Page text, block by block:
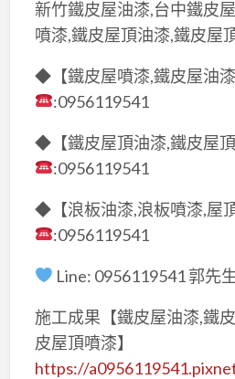
新竹鐵皮屋油漆,台中鐵皮
噴漆,鐵皮屋頂油漆,鐵皮屋
◆【鐵皮屋噴漆,鐵皮屋油漆
:0956119541
◆【鐵皮屋頂油漆,鐵皮屋頂
:0956119541
◆【浪板油漆,浪板噴漆,屋
:0956119541
Line: 0956119541 郭先
施工成果【鐵皮屋油漆,鐵
皮屋頂噴漆】
https://